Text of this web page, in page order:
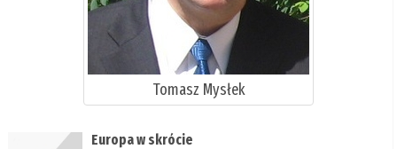
Tomasz Mysłek
Europa w skrócie